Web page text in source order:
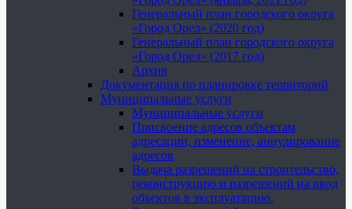
Генеральный план городского округа
«Город Орел» (2020 год)
Генеральный план городского округа
«Город Орел» (2017 год)
Архив
Документация по планировке территорий
Муниципальные услуги
Муниципальные услуги
Присвоение адресов объектам
адресации, изменение, аннулирование
адресов
Выдача разрешений на строительство,
реконструкцию и разрешений на ввод
объектов в эксплуатацию.